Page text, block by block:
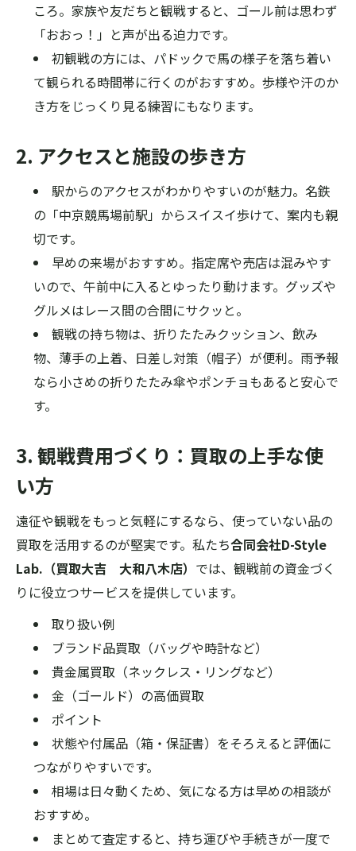
ころ。家族や友だちと観戦すると、ゴール前は思わず
「おおっ！」と声が出る迫力です。
初観戦の方には、パドックで馬の様子を落ち着い
て観られる時間帯に行くのがおすすめ。歩様や汗のか
き方をじっくり見る練習にもなります。
2. アクセスと施設の歩き方
駅からのアクセスがわかりやすいのが魅力。名鉄
の「中京競馬場前駅」からスイスイ歩けて、案内も親
切です。
早めの来場がおすすめ。指定席や売店は混みやす
いので、午前中に入るとゆったり動けます。グッズや
グルメはレース間の合間にサクッと。
観戦の持ち物は、折りたたみクッション、飲み
物、薄手の上着、日差し対策（帽子）が便利。雨予報
なら小さめの折りたたみ傘やポンチョもあると安心で
す。
3. 観戦費用づくり：買取の上手な使
い方
遠征や観戦をもっと気軽にするなら、使っていない品の
買取を活用するのが堅実です。私たち合同会社D-Style
Lab.（買取大吉 大和八木店） では、観戦前の資金づく
りに役立つサービスを提供しています。
取り扱い例
ブランド品買取（バッグや時計など）
貴金属買取（ネックレス・リングなど）
金（ゴールド）の高価買取
ポイント
状態や付属品（箱・保証書）をそろえると評価に
つながりやすいです。
相場は日々動くため、気になる方は早めの相談が
おすすめ。
まとめて査定すると、持ち運びや手続きが一度で